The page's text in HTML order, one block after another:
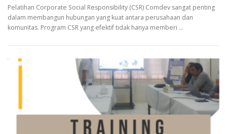
Pelatihan Corporate Social Responsibility (CSR) Comdev sangat penting
dalam membangun hubungan yang kuat antara perusahaan dan
komunitas. Program CSR yang efektif tidak hanya memberi …